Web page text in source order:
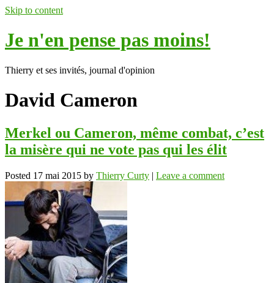
Skip to content
Je n'en pense pas moins!
Thierry et ses invités, journal d'opinion
David Cameron
Merkel ou Cameron, même combat, c’est
la misère qui ne vote pas qui les élit
Posted 17 mai 2015 by Thierry Curty | Leave a comment